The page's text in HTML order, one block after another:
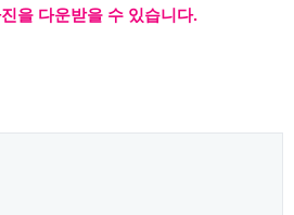
을 다운받을 수 있습니다.